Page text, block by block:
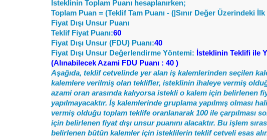
İsteklinin Toplam Puanı hesaplanırken;
Toplam Puan = (Teklif Tam Puanı - (|Sınır Değer Üzerindeki
Fiyat Dışı Unsur Puanı
Teklif Fiyat Puanı:60
Fiyat Dışı Unsur (FDU) Puanı:40
Fiyat Dışı Unsur Değerlendirme Yöntemi: İsteklinin Teklifi ile
(Alınabilecek Azami FDU Puanı : 40 )
Aşağıda, teklif cetvelinde yer alan iş kalemlerinden seçilen
kalemlere verilmiş olan teklifler, isteklinin ihaleye vermiş
azami oran arasında kalıyorsa istekli o kalem için belirlenen
yapılmayacaktır. İş kalemlerinde gruplama yapılmış olması
vermiş olduğu toplam teklife oranlanarak 100 ile çarpılması
için belirlenen fiyat dışı unsur puanını alacaktır. Bu işlem
belirlenen bütün kalemler için isteklilerin teklif cetveli esas